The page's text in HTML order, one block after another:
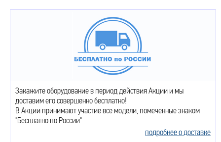
Закажите оборудование в период действия Акции и мы
доставим его совершенно бесплатно!
В Акции принимают участие все модели, помеченные знаком
"Бесплатно по России"
подробнее о доставке